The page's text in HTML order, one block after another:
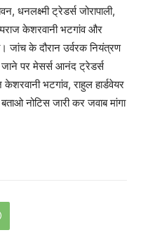
धनलक्ष्मी ट्रेडर्स जोरापाली,
केशरवानी भटगांव और
जांच के दौरान उर्वरक नियंत्रण
पर मेसर्स आनंद ट्रेडर्स
केशरवानी भटगांव, राहुल हार्डवेयर
नोटिस जारी कर जवाब मांगा